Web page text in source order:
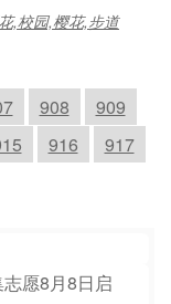
,校园,樱花,步道
908
909
916
917